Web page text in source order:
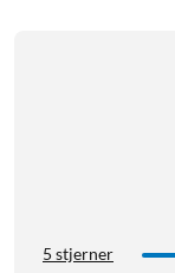
5 stjerner